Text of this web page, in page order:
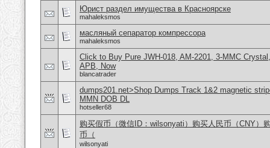
Юрист раздел имущества в Красноярске
mahaleksmos
масляный сепаратор компрессора
mahaleksmos
Click to Buy Pure JWH-018, AM-2201, 3-MMC
APB, Now
blancatrader
dumps201.net>Shop Dumps Track 1&2 magnetic
MMN DOB DL
hotseller68
购买假币（微信ID：wilsonyati）购买人民币（CNY）
币（
wilsonyati